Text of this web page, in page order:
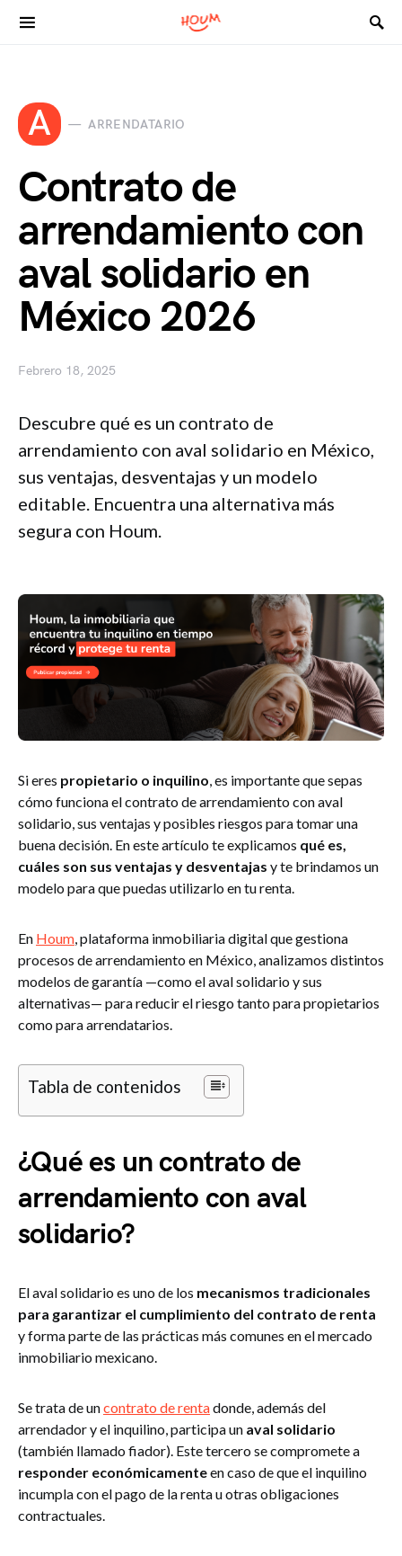
Search for:
A ARRENDATARIO
Contrato de
arrendamiento con
aval solidario en
México 2026
Febrero 18, 2025
Descubre qué es un contrato de
arrendamiento con aval solidario en México,
sus ventajas, desventajas y un modelo
editable. Encuentra una alternativa más
segura con Houm.
Si eres propietario o inquilino, es importante que sepas
cómo funciona el contrato de arrendamiento con aval
solidario, sus ventajas y posibles riesgos para tomar una
buena decisión. En este artículo te explicamos qué es,
cuáles son sus ventajas y desventajas y te brindamos un
modelo para que puedas utilizarlo en tu renta.
En Houm, plataforma inmobiliaria digital que gestiona
procesos de arrendamiento en México, analizamos distintos
modelos de garantía —como el aval solidario y sus
alternativas— para reducir el riesgo tanto para propietarios
como para arrendatarios.
Tabla de contenidos
¿Qué es un contrato de
arrendamiento con aval
solidario?
El aval solidario es uno de los mecanismos tradicionales
para garantizar el cumplimiento del contrato de renta
y forma parte de las prácticas más comunes en el mercado
inmobiliario mexicano.
Se trata de uncontrato de rentadonde, además del
arrendador y el inquilino, participa un aval solidario
(también llamado fiador). Este tercero se compromete a
responder económicamenteen caso de que el inquilino
incumpla con el pago de la renta u otras obligaciones
contractuales.